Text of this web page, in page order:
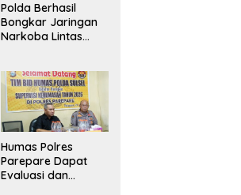
Polda Berhasil
Bongkar Jaringan
Narkoba Lintas
Humas Polres
Parepare Dapat
Evaluasi dan